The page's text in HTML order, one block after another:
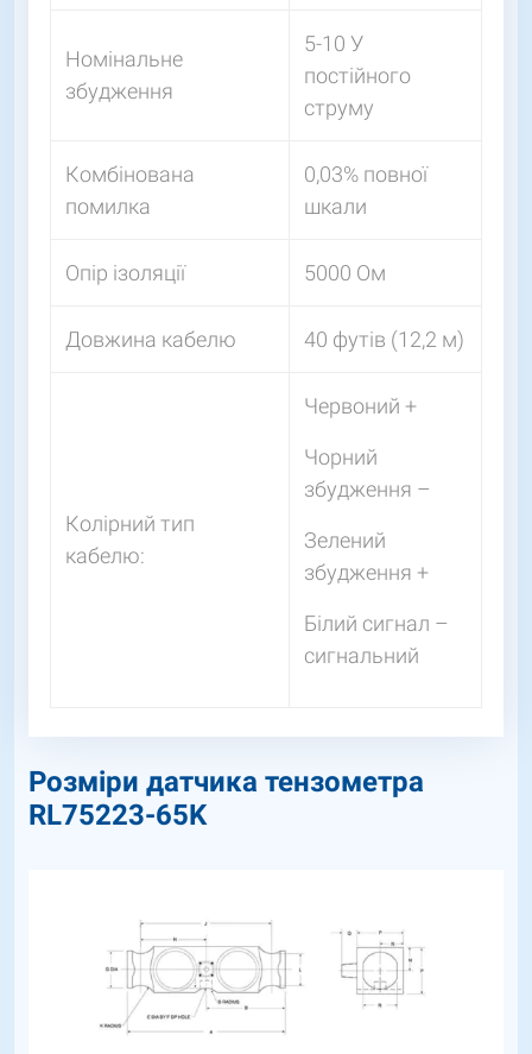
Номінальне
збудження
5-10 У
постійного
струму
Комбінована
помилка
0,03% повної
шкали
Опір ізоляції 5000 Ом
Довжина кабелю 40 футів (12,2 м)
Колірний тип
кабелю:
Червоний +
Чорний
збудження –
Зелений
збудження +
Білий сигнал –
сигнальний
Розміри датчика тензометра
RL75223-65K